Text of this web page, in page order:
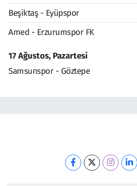
Beşiktaş - Eyüpspor
Amed - Erzurumspor FK
17 Ağustos, Pazartesi
Samsunspor - Göztepe